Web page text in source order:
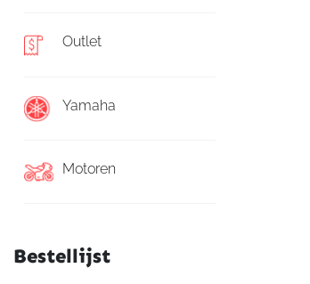
Outlet
Yamaha
Motoren
Bestellijst